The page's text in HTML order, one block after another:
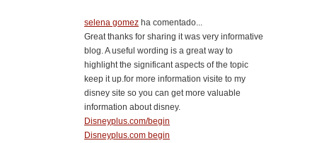
selena gomez ha comentado...
Great thanks for sharing it was very informative
blog. A useful wording is a great way to
highlight the significant aspects of the topic
keep it up.for more information visite to my
disney site so you can get more valuable
information about disney.
Disneyplus.com/begin
Disneyplus.com begin